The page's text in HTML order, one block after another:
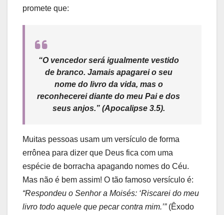
promete que:
“O vencedor será igualmente vestido
de branco. Jamais apagarei o seu
nome do livro da vida, mas o
reconhecerei diante do meu Pai e dos
seus anjos.”(Apocalipse 3.5).
Muitas pessoas usam um versículo de forma
errônea para dizer que Deus fica com uma
espécie de borracha apagando nomes do Céu.
Mas não é bem assim! O tão famoso versículo é:
“Respondeu o Senhor a Moisés: ‘Riscarei do meu
livro todo aquele que pecar contra mim.’”(Êxodo